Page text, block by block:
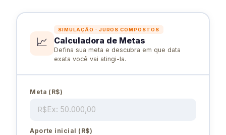
📈
SIMULAÇÃO · JUROS COMPOSTOS
Calculadora de Metas
Defina sua meta e descubra em que data
exata você vai atingi-la.
Meta (R$)
R$
Aporte inicial (R$)